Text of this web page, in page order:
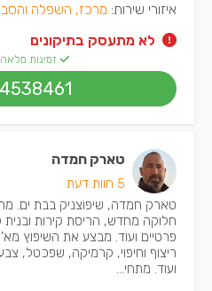
איזורי שירות: מרכז, השפלה
לא מתעסק בתיקונים
זמינות
טארק חמדה
5 חוות דעת
טארק חמדה, שיפוצניק בבת ים.
חלוקה מחדש, הריסת קירות ובנית
פרטיים ועוד. מבצע את השיפוץ
ריצוף וחיפוי, קרמיקה, שפכטל,
ועוד. מתחי...